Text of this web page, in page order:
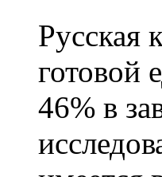
Русская
готовой
46% в